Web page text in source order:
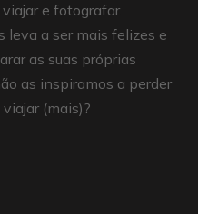
e fotografar.
leva a ser mais felizes e
as suas próprias
as inspiramos a perder
(mais)?